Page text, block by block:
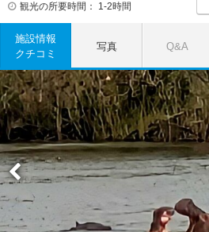
観光の所要時間：
1-2時間
施設情報
クチコミ
写真 Q&A